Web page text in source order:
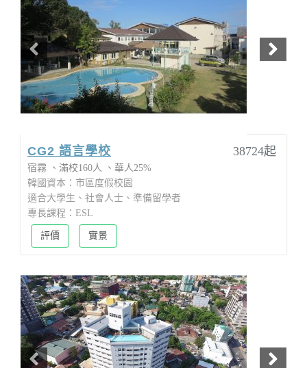
CG2 語言學校 38724起
宿霧 滿校160人
華人25%
韓國資本：市區度假校園
適合大學生、社會人士、準備留學者
專長課程：ESL
評價 實景